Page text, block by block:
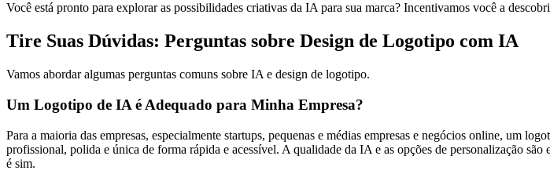
Você está pronto para explorar as possibilidades criativas da IA para sua marca? Incentivamos você a
Tire Suas Dúvidas: Perguntas sobre Design de Logotipo com IA
Vamos abordar algumas perguntas comuns sobre IA e design de logotipo.
Um Logotipo de IA é Adequado para Minha Empresa?
Para a maioria das empresas, especialmente startups, pequenas e médias empresas e negócios online, um
profissional, polida e única de forma rápida e acessível. A qualidade da IA e as opções de personalização são
é sim.